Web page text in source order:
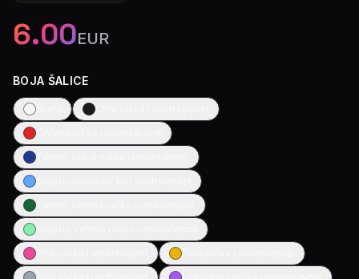
6.00EUR
BOJA ŠALICE